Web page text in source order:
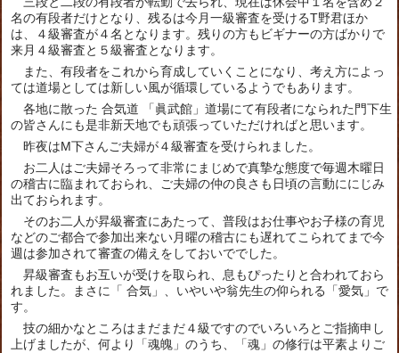
名の有段者だけとなり、残るは今月一級審査を受けるT野君ほか
は、４級審査が４名となります。残りの方もビギナーの方ばかりで
来月４級審査と５級審査となります。
また、有段者をこれから育成していくことになり、考え方によっ
ては道場としては新しい風が循環しているようでもあります。
各地に散った 合気道 「眞武館」道場にて有段者になられた門下生
の皆さんにも是非新天地でも頑張っていただければと思います。
昨夜はM下さんご夫婦が４級審査を受けられました。
お二人はご夫婦そろって非常にまじめで真摯な態度で毎週木曜日
の稽古に臨まれておられ、ご夫婦の仲の良さも日頃の言動ににじみ
出ておられます。
そのお二人が昇級審査にあたって、普段はお仕事やお子様の育児
などのご都合で参加出来ない月曜の稽古にも遅れてこられてまで今
週は参加されて審査の備えをしておいででした。
昇級審査もお互いが受けを取られ、息もぴったりと合われておら
れました。まさに「 合気」、いやいや翁先生の仰られる「愛気」で
す。
技の細かなところはまだまだ４級ですのでいろいろとご指摘申し
上げましたが、何より「魂魄」のうち、「魂」の修行は平素よりご